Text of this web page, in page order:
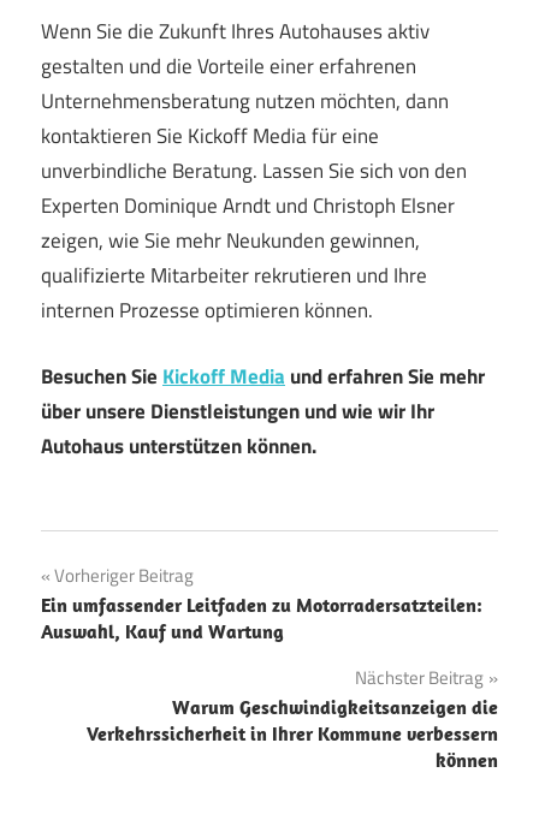
Wenn Sie die Zukunft Ihres Autohauses aktiv
gestalten und die Vorteile einer erfahrenen
Unternehmensberatung nutzen möchten, dann
kontaktieren Sie Kickoff Media für eine
unverbindliche Beratung. Lassen Sie sich von den
Experten Dominique Arndt und Christoph Elsner
zeigen, wie Sie mehr Neukunden gewinnen,
qualifizierte Mitarbeiter rekrutieren und Ihre
internen Prozesse optimieren können.
Besuchen Sie Kickoff Media und erfahren Sie mehr
über unsere Dienstleistungen und wie wir Ihr
Autohaus unterstützen können.
Beitragsnavigation
Vorheriger Beitrag
Ein umfassender Leitfaden zu Motorradersatzteilen:
Auswahl, Kauf und Wartung
Nächster Beitrag
Warum Geschwindigkeitsanzeigen die
Verkehrssicherheit in Ihrer Kommune verbessern
können